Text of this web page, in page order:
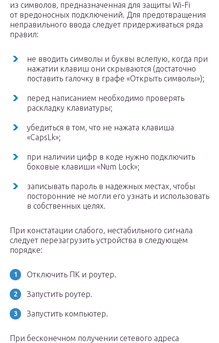
из символов, предназначенная для защиты Wi-Fi
от вредоносных подключений. Для предотвращения
неправильного ввода следует придерживаться ряда
правил:
не вводить символы и буквы вслепую, когда при
нажатии клавиш они скрываются (достаточно
поставить галочку в графе «Открыть символы»);
перед написанием необходимо проверять
раскладку клавиатуры;
убедиться в том, что не нажата клавиша
«CapsLk»;
при наличии цифр в коде нужно подключить
боковые клавиши «Num Lock»;
записывать пароль в надежных местах, чтобы
посторонние не могли его узнать и использовать
в собственных целях.
При констатации слабого, нестабильного сигнала
следует перезагрузить устройства в следующем
порядке:
Отключить ПК и роутер.
Запустить роутер.
Запустить компьютер.
При бесконечном получении сетевого адреса